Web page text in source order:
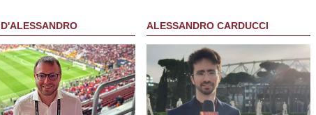
ALESSANDRO CARDUCCI